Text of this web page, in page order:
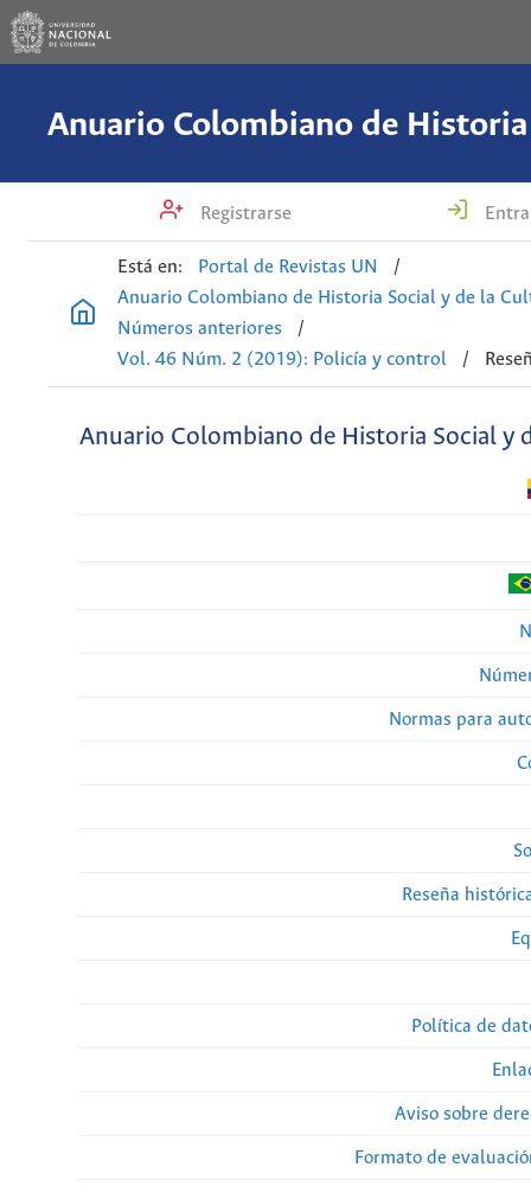
Registrarse
Está en: Portal de Revistas UN
/
Anuario Colombiano de Historia Social y de la
Números anteriores
/
Vol. 46 Núm. 2 (2019): Policía y control
/
Anuario Colombiano de Historia Social y
Normas para
Reseña
Política de
Aviso sobre
Formato de